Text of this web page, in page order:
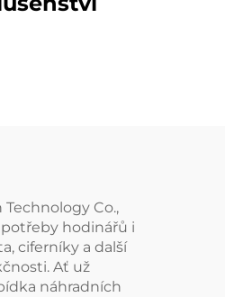
Co.,
hodinářů i
ciferníky a další
Ať už
náhradních